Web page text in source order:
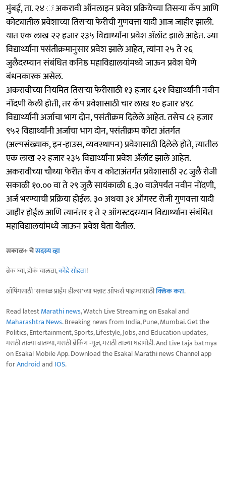
मुंबई, ता. २४ ः अकरावी ऑनलाइन प्रवेश प्रक्रियेच्या तिसऱ्या कॅप आणि
कोट्यातील प्रवेशाच्या तिसऱ्या फेरीची गुणवत्ता यादी आज जाहीर झाली.
यात एक लाख २२ हजार २३५ विद्यार्थ्यांना प्रवेश ॲलॉट झाले आहेत. ज्या
विद्यार्थ्यांना पसंतीक्रमानुसार प्रवेश झाले आहेत, त्यांना २५ ते २६
जुलैदरम्यान संबंधित कनिष्ठ महाविद्यालयांमध्ये जाऊन प्रवेश घेणे
बंधनकारक असेल.
अकरावीच्या नियमित तिसऱ्या फेरीसाठी १३ हजार ६२१ विद्यार्थ्यांनी नवीन
नोंदणी केली होती, तर कॅप प्रवेशासाठी चार लाख १० हजार ४९८
विद्यार्थ्यांनी अर्जाचा भाग दोन, पसंतीक्रम दिलेले आहेत. तसेच ८२ हजार
९५२ विद्यार्थ्यांनी अर्जाचा भाग दोन, पसंतीक्रम कोटा अंतर्गत
(अल्पसंख्याक, इन-हाउस, व्यवस्थापन) प्रवेशासाठी दिलेले होते, त्यातील
एक लाख २२ हजार २३५ विद्यार्थ्यांना प्रवेश ॲलॉट झाले आहेत.
अकरावीच्या चौथ्या फेरीत कॅप व कोटाअंतर्गत प्रवेशासाठी २८ जुलै रोजी
सकाळी १०.०० वा ते २९ जुलै सायंकाळी ६.३० वाजेपर्यंत नवीन नोंदणी,
अर्ज भरण्याची प्रक्रिया होईल. ३० अथवा ३१ ऑगस्ट रोजी गुणवत्ता यादी
जाहीर होईल आणि त्यानंतर १ ते २ ऑगस्टदरम्यान विद्यार्थ्यांना संबंधित
महाविद्यालयांमध्ये जाऊन प्रवेश घेता येतील.
सकाळ+ चेसदस्य व्हा
ब्रेक घ्या, डोकं चालवा,कोडे सोडवा!
शॉपिंगसाठी 'सकाळ प्राईम डील्स'च्या भन्नाट ऑफर्स पाहण्यासाठीक्लिक करा.
Read latestMarathi news, Watch Live Streaming on Esakal and
Maharashtra News. Breaking news from India, Pune, Mumbai. Get the
Politics, Entertainment, Sports, Lifestyle, Jobs, and Education updates,
मराठी ताज्या बातम्या, मराठी ब्रेकिंग न्यूज, मराठी ताज्या घडामोडी. And Live taja batmya
on Esakal Mobile App. Download the Esakal Marathi news Channel app
forAndroidand IOS.